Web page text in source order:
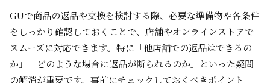
GUで商品の返品や交換を検討する際、必要な準備物や各条件
をしっかり確認しておくことで、店舗やオンラインストアで
スムーズに対応できます。特に「他店舗での返品はできるの
か」「どのような場合に返品が断られるのか」といった疑問
の解消が重要です。事前にチェックしておくべきポイント